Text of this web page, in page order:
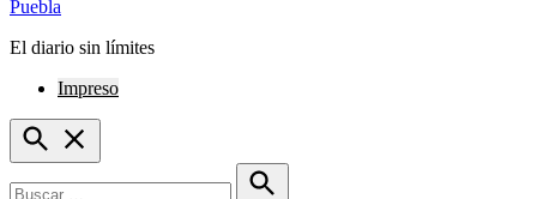
El diario sin límites
Impreso
Open
Search